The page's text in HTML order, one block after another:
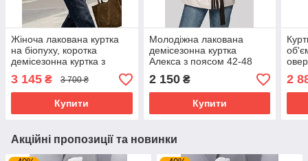
Жіноча лакована куртка
на біопуху, коротка
демісезонна куртка з
високим коміром 42-50
розміри сіра
3 145 ₴ 3 700 ₴
Купити
Молодіжна лакована
демісезонна куртка
Алекса з поясом 42-48
розміру біла
2 150₴
Купити
2
Акційні пропозиції та новинки